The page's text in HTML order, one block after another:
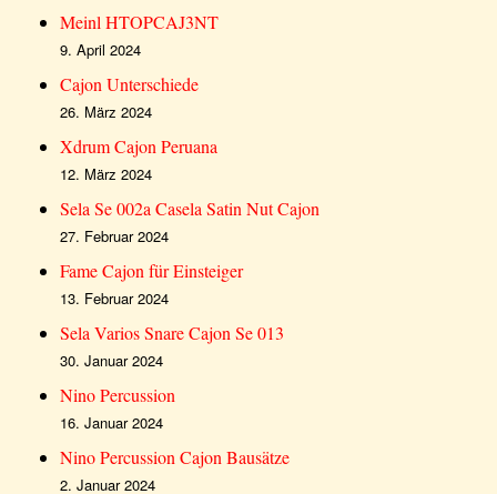
Meinl HTOPCAJ3NT
9. April 2024
Cajon Unterschiede
26. März 2024
Xdrum Cajon Peruana
12. März 2024
Sela Se 002a Casela Satin Nut Cajon
27. Februar 2024
Fame Cajon für Einsteiger
13. Februar 2024
Sela Varios Snare Cajon Se 013
30. Januar 2024
Nino Percussion
16. Januar 2024
Nino Percussion Cajon Bausätze
2. Januar 2024